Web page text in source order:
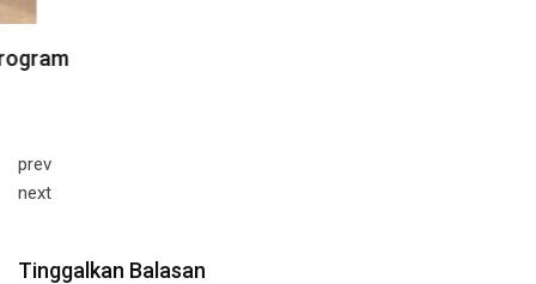
prev
next
Tinggalkan Balasan